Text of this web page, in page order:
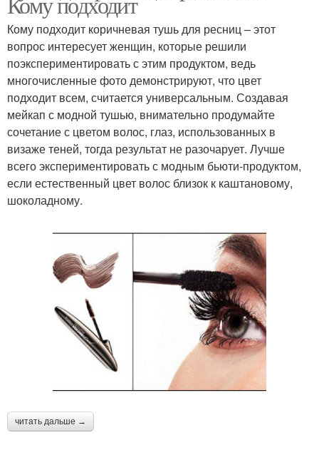
Кому подходит коричневая тушь для ресниц – этот
вопрос интересует женщин, которые решили
поэкспериментировать с этим продуктом, ведь
многочисленные фото демонстрируют, что цвет
подходит всем, считается универсальным. Создавая
мейкап с модной тушью, внимательно продумайте
сочетание с цветом волос, глаз, использованных в
визаже теней, тогда результат не разочарует. Лучше
всего экспериментировать с модным бьюти-продуктом,
если естественный цвет волос близок к каштановому,
шоколадному.
читать дальше →